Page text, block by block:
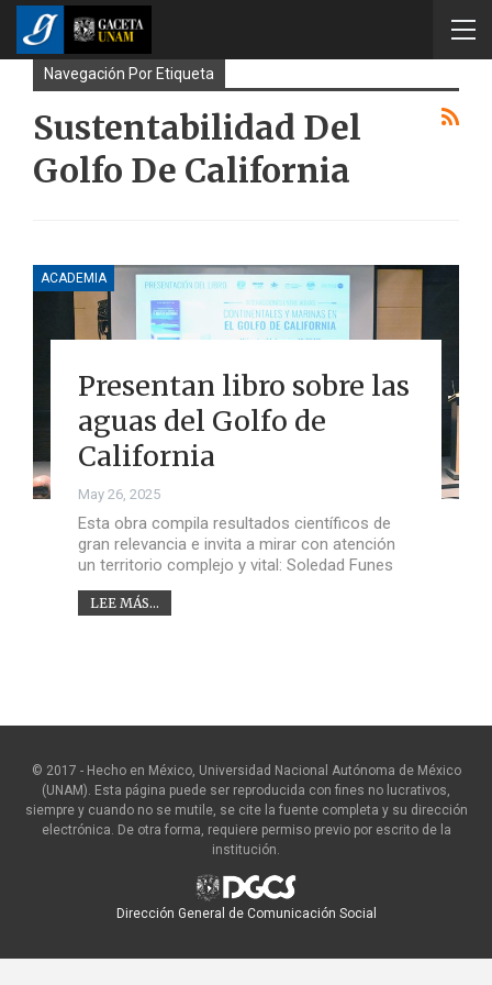
Navegación Por Etiqueta
Sustentabilidad Del
Golfo De California
ACADEMIA
Presentan libro sobre las
aguas del Golfo de
California
May 26, 2025
Esta obra compila resultados científicos de
gran relevancia e invita a mirar con atención
un territorio complejo y vital: Soledad Funes
LEE MÁS...
© 2017 - Hecho en México, Universidad Nacional Autónoma de México
(UNAM). Esta página puede ser reproducida con fines no lucrativos,
siempre y cuando no se mutile, se cite la fuente completa y su dirección
electrónica. De otra forma, requiere permiso previo por escrito de la
institución.
Dirección General de Comunicación Social